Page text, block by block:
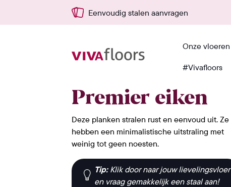
Snel vanuit NL geleverd
Onze vloeren
#Vivafloors
Premier eiken
Premier eiken
Deze planken stralen rust en eenvoud uit. Ze
hebben een minimalistische uitstraling met
weinig tot geen noesten.
Tip:Klik door naar jouw lievelingsvloer
en vraag gemakkelijk een staal aan!